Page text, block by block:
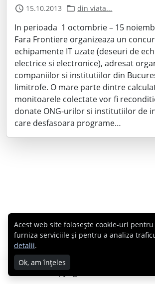
15.10.2013 din viata...
In perioada 1 octombrie – 15
Fara Frontiere organizeaza un
echipamente IT uzate (deseuri de
electrice si electronice), adresat
companiilor si institutiilor din
limitrofe. O mare parte dintre
monitoarele colectate vor fi
donate ONG-urilor si institutiilor de
care desfasoara programe…
Copyright © 2007 - 2026
Acest web site folosește cookie-uri pentru
furniza serviciile și pentru a analiza
detalii.
Ok, am înțeles